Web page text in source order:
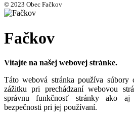
© 2023 Obec Fačkov
Fačkov
Vitajte na našej webovej stránke.
Táto webová stránka používa súbory
zážitku pri prechádzaní webovou
správnu funkčnosť stránky ako aj
bezpečnosti pri jej používaní.